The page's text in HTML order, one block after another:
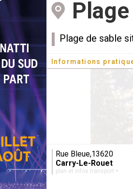
Plage de sable
Informations
Rue Bleue,13620
Carry-Le-Rouet
plan et infos transport